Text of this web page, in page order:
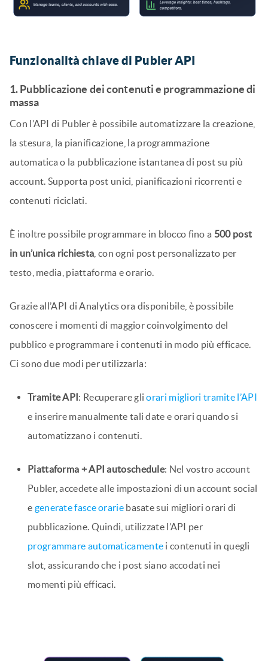
Funzionalità chiavedi Publer API
1. Pubblicazione dei contenuti e programmazione di
massa
Con l’API di Publer è possibile automatizzare la creazione,
la stesura, la pianificazione, la programmazione
automatica o la pubblicazione istantanea di post su più
account. Supporta post unici, pianificazioni ricorrenti e
contenuti riciclati.
È inoltre possibile programmare in blocco fino a 500 post
in un’unica richiesta , con ogni post personalizzato per
testo, media, piattaforma e orario.
Grazie all’API di Analytics ora disponibile, è possibile
conoscere i momenti di maggior coinvolgimento del
pubblico e programmare i contenuti in modo più efficace.
Ci sono due modi per utilizzarla:
Tramite API: Recuperare gliorari migliori tramite l’API
e inserire manualmente tali date e orari quando si
automatizzano i contenuti.
Piattaforma + API autoschedule: Nel vostro account
Publer, accedete alle impostazioni di un account social
e generate fasce orariebasate sui migliori orari di
pubblicazione. Quindi, utilizzate l’API per
programmare automaticamente i contenuti in quegli
slot, assicurando che i post siano accodati nei
momenti più efficaci.